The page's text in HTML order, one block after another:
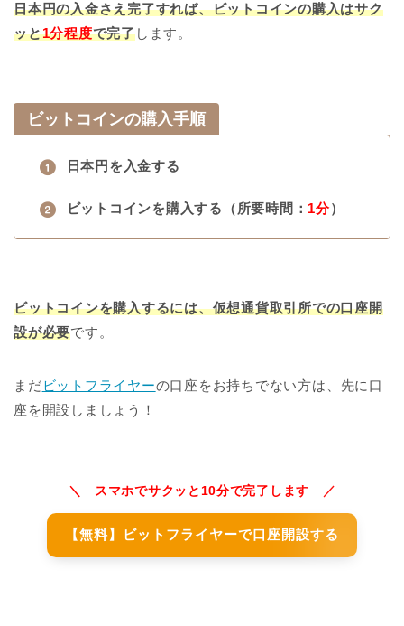
日本円の入金さえ完了すれば、ビットコインの購入はサク
ッと1分程度で完了します。
ビットコインの購入手順
日本円を入金する
ビットコインを購入する（所要時間： 1分）
ビットコインを購入するには、仮想通貨取引所での口座開
設が必要です。
まだビットフライヤーの口座をお持ちでない方は、先に口
座を開設しましょう！
＼ スマホでサクッと10分で完了します ／
【無料】ビットフライヤーで口座開設する